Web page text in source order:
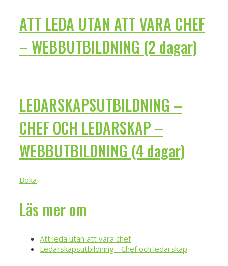
ATT LEDA UTAN ATT VARA CHEF
– WEBBUTBILDNING (2 dagar)
LEDARSKAPSUTBILDNING –
CHEF OCH LEDARSKAP –
WEBBUTBILDNING (4 dagar)
Boka
Läs mer om
Att leda utan att vara chef
Ledarskapsutbildning - Chef och ledarskap